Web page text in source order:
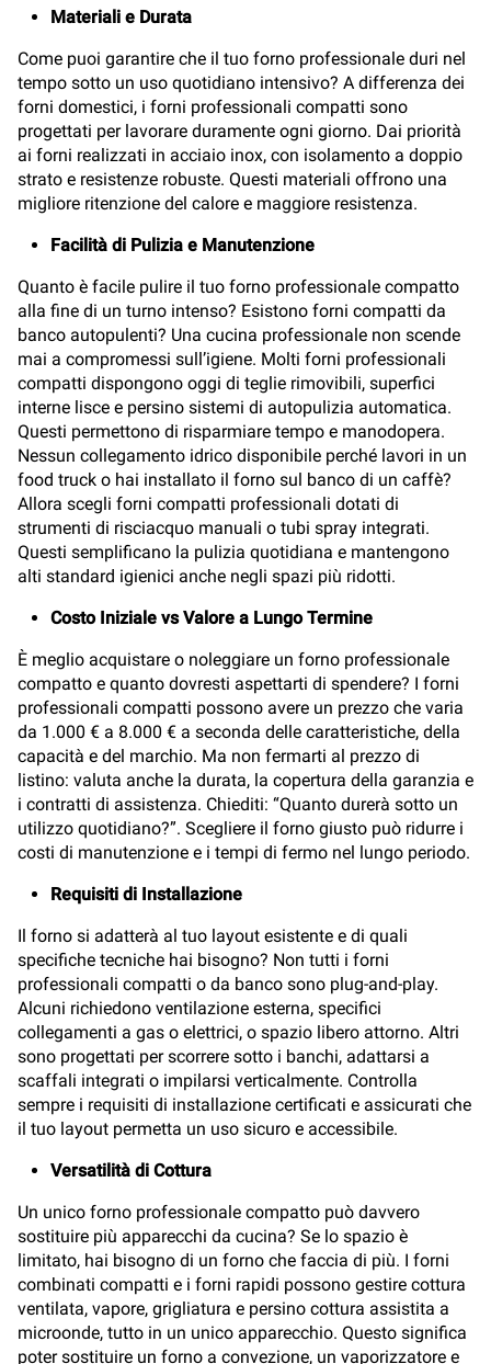
Materiali e Durata
Come puoi garantire che il tuo forno professionale duri nel
tempo sotto un uso quotidiano intensivo? A differenza dei
forni domestici, i forni professionali compatti sono
progettati per lavorare duramente ogni giorno. Dai priorità
ai forni realizzati in acciaio inox, con isolamento a doppio
strato e resistenze robuste. Questi materiali offrono una
migliore ritenzione del calore e maggiore resistenza.
Facilità di Pulizia e Manutenzione
Quanto è facile pulire il tuo forno professionale compatto
alla fine di un turno intenso? Esistono forni compatti da
banco autopulenti? Una cucina professionale non scende
mai a compromessi sull’igiene. Molti forni professionali
compatti dispongono oggi di teglie rimovibili, superfici
interne lisce e persino sistemi di autopulizia automatica.
Questi permettono di risparmiare tempo e manodopera.
Nessun collegamento idrico disponibile perché lavori in un
food truck o hai installato il forno sul banco di un caffè?
Allora scegli forni compatti professionali dotati di
strumenti di risciacquo manuali o tubi spray integrati.
Questi semplificano la pulizia quotidiana e mantengono
alti standard igienici anche negli spazi più ridotti.
Costo Iniziale vs Valore a Lungo Termine
È meglio acquistare o noleggiare un forno professionale
compatto e quanto dovresti aspettarti di spendere? I forni
professionali compatti possono avere un prezzo che varia
da 1.000 € a 8.000 € a seconda delle caratteristiche, della
capacità e del marchio. Ma non fermarti al prezzo di
listino: valuta anche la durata, la copertura della garanzia e
i contratti di assistenza. Chiediti: “Quanto durerà sotto un
utilizzo quotidiano?”. Scegliere il forno giusto può ridurre i
costi di manutenzione e i tempi di fermo nel lungo periodo.
Requisiti di Installazione
Il forno si adatterà al tuo layout esistente e di quali
specifiche tecniche hai bisogno? Non tutti i forni
professionali compatti o da banco sono plug-and-play.
Alcuni richiedono ventilazione esterna, specifici
collegamenti a gas o elettrici, o spazio libero attorno. Altri
sono progettati per scorrere sotto i banchi, adattarsi a
scaffali integrati o impilarsi verticalmente. Controlla
sempre i requisiti di installazione certificati e assicurati che
il tuo layout permetta un uso sicuro e accessibile.
Versatilità di Cottura
Un unico forno professionale compatto può davvero
sostituire più apparecchi da cucina? Se lo spazio è
limitato, hai bisogno di un forno che faccia di più. I forni
combinati compatti e i forni rapidi possono gestire cottura
ventilata, vapore, grigliatura e persino cottura assistita a
microonde, tutto in un unico apparecchio. Questo significa
poter sostituire un forno a convezione, un vaporizzatore e